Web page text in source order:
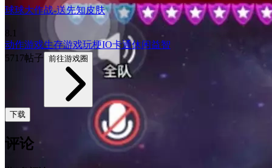
球球大作战-送先知皮肤
8.1
动作游戏生存游戏玩梗IO卡通休闲益智
5717帖子 前往游戏圈
下载
评论